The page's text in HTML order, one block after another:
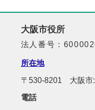
大阪市役所
法人番号：
所在地
〒530-8201 大阪市
電話